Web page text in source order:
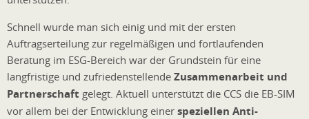
Schnell wurde man sich einig und mit der ersten
Auftragserteilung zur regelmäßigen und fortlaufenden
Beratung im ESG-Bereich war der Grundstein für eine
langfristige und zufriedenstellende Zusammenarbeit und
Partnerschaft gelegt. Aktuell unterstützt die CCS die EB-SIM
vor allem bei der Entwicklung einer speziellen Anti-